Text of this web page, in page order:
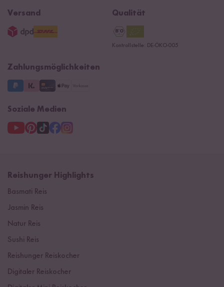
Navacopah
15 Jahre Reishunger
B2B
Jobs
Datenschutzerklärung
3 Jahre Garantie
Versand Qualität
Kontrollstelle: DE-ÖKO-005
Zahlungsmöglichkeiten
Soziale Medien
Reishunger Highlights
Basmati Reis
Jasmin Reis
Natur Reis
Sushi Reis
Reishunger Reiskocher
Digitaler Reiskocher